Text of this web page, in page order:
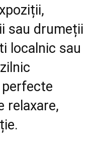
sau drumeții
localnic sau
relaxare,